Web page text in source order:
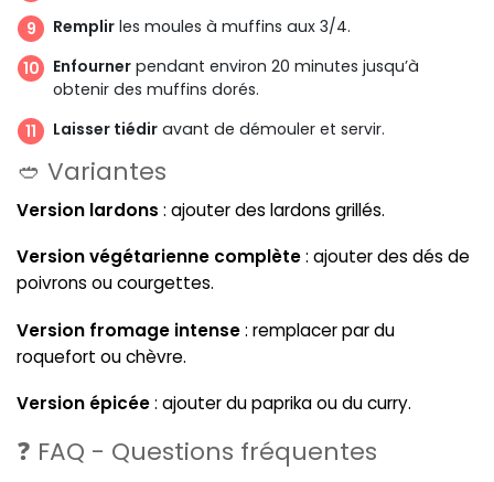
Remplir les moules à muffins aux 3/4.
Enfourner pendant environ 20 minutes jusqu’à
obtenir des muffins dorés.
Laisser tiédir avant de démouler et servir.
🥙 Variantes
Version lardons : ajouter des lardons grillés.
Version végétarienne complète: ajouter des dés de
poivrons ou courgettes.
Version fromage intense: remplacer par du
roquefort ou chèvre.
Version épicée: ajouter du paprika ou du curry.
❓ FAQ - Questions fréquentes